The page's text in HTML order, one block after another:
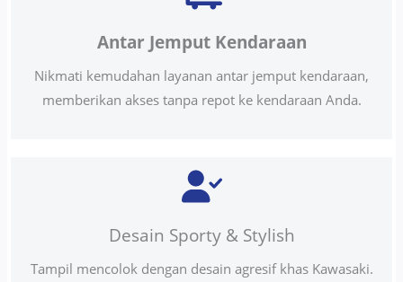
Antar Jemput Kendaraan
Nikmati kemudahan layanan antar jemput kendaraan,
memberikan akses tanpa repot ke kendaraan Anda.
Desain Sporty & Stylish
Tampil mencolok dengan desain agresif khas Kawasaki.